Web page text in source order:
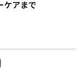
アまで